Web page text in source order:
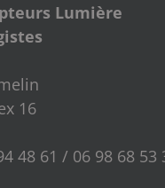
Lumière
16
48 61 / 06 98 68 53